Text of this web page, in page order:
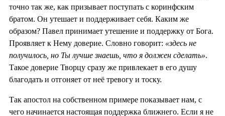
точно так же, как призывает поступать с коринфским
братом. Он утешает и поддерживает себя. Каким же
образом? Павел принимает утешение и поддержку от Бога.
Проявляет к Нему доверие. Словно говорит: «здесь не
получилось, но Ты лучше знаешь, что я должен сделать».
Такое доверие Творцу сразу же привлекает в его душу
благодать и отгоняет от неё тревогу и тоску.
Так апостол на собственном примере показывает нам, с
чего начинается настоящая поддержка ближнего. Если я не